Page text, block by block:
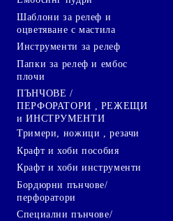
Шаблони за релеф и
оцветяване с мастила
Инструменти за релеф
Папки за релеф и ембос
плочи
ПЪНЧОВЕ /
ПЕРФОРАТОРИ , РЕЖЕЩИ
и ИНСТРУМЕНТИ
Тримери, ножици , резачи
Крафт и хоби пособия
Крафт и хоби инструменти
Бордюрни пънчове/
перфоратори
Специални пънчове/